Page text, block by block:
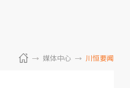
媒体中心 川恒要闻